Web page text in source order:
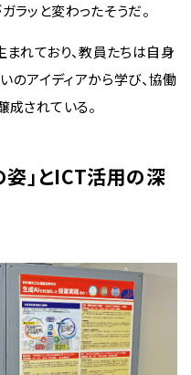
ッと変わったそうだ。
れており、教員たちは自身
のアイディアから学び、協働
されている。
姿」とICT活用の深